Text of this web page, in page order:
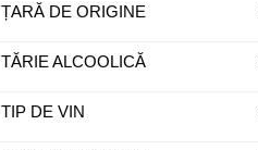
ȚARĂ DE ORIGINE
TĂRIE ALCOOLICĂ
TIP DE VIN